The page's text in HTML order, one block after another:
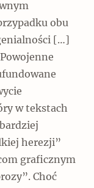
obu
[…]
w tekstach
herezji”
graficznym
Choć